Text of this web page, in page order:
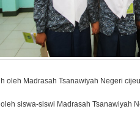
oleh Madrasah Tsanawiyah Negeri
siswa-siswi Madrasah Tsanawiyah